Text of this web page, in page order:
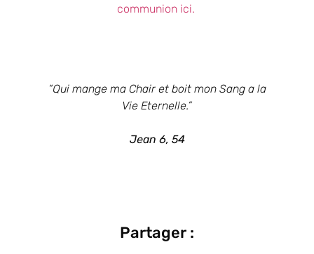
communion ici.
“Qui mange ma Chair et boit mon Sang a la
Vie Eternelle.”
Jean 6, 54
Partager :